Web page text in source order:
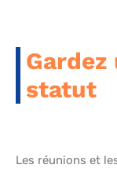
statut
Les réunions et